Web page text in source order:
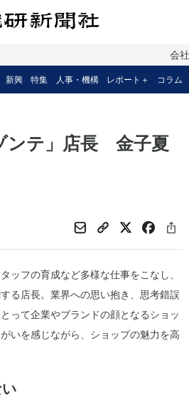
会
新興 特集 人事・機構 レポート＋ コラム
ンテ」店長 金子夏
フの育成など多様な仕事をこなし、
る店長。業界への思い抱き、思考錯誤
って企業やブランドの顔となるショッ
いを感じながら、ショップの魅力を高